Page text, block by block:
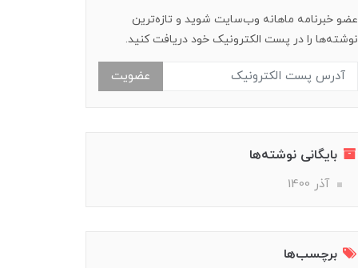
عضو خبرنامه ماهانه وب‌سایت شوید و تازه‌ترین
نوشته‌ها را در پست الکترونیک خود دریافت کنید.
عضویت
بایگانی نوشته‌ها
آذر 1400
برچسب‌ها